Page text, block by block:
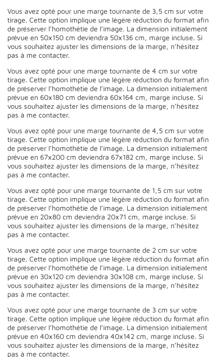
Vous avez opté pour une marge tournante de 3,5 cm sur votre
tirage. Cette option implique une légère réduction du format afin
de préserver l’homothétie de l’image. La dimension initialement
prévue en 50x150 cm deviendra 50x136 cm, marge incluse. Si
vous souhaitez ajuster les dimensions de la marge, n’hésitez
pas à me contacter.
Vous avez opté pour une marge tournante de 4 cm sur votre
tirage. Cette option implique une légère réduction du format afin
de préserver l’homothétie de l’image. La dimension initialement
prévue en 60x180 cm deviendra 60x164 cm, marge incluse. Si
vous souhaitez ajuster les dimensions de la marge, n’hésitez
pas à me contacter.
Vous avez opté pour une marge tournante de 4,5 cm sur votre
tirage. Cette option implique une légère réduction du format afin
de préserver l’homothétie de l’image. La dimension initialement
prévue en 67x200 cm deviendra 67x182 cm, marge incluse. Si
vous souhaitez ajuster les dimensions de la marge, n’hésitez
pas à me contacter.
Vous avez opté pour une marge tournante de 1,5 cm sur votre
tirage. Cette option implique une légère réduction du format afin
de préserver l’homothétie de l’image. La dimension initialement
prévue en 20x80 cm deviendra 20x71 cm, marge incluse. Si
vous souhaitez ajuster les dimensions de la marge, n’hésitez
pas à me contacter.
Vous avez opté pour une marge tournante de 2 cm sur votre
tirage. Cette option implique une légère réduction du format afin
de préserver l’homothétie de l’image. La dimension initialement
prévue en 30x120 cm deviendra 30x108 cm, marge incluse. Si
vous souhaitez ajuster les dimensions de la marge, n’hésitez
pas à me contacter.
Vous avez opté pour une marge tournante de 3 cm sur votre
tirage. Cette option implique une légère réduction du format afin
de préserver l’homothétie de l’image. La dimension initialement
prévue en 40x160 cm deviendra 40x142 cm, marge incluse. Si
vous souhaitez ajuster les dimensions de la marge, n’hésitez
pas à me contacter.